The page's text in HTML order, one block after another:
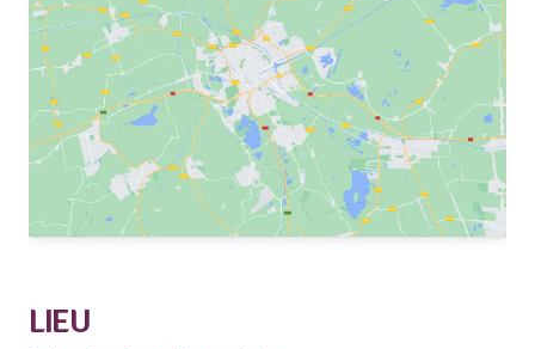
LIEU